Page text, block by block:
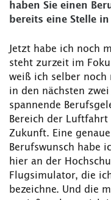
haben Sie einen
bereits eine Stelle
Jetzt habe ich noch
steht zurzeit im
weiß ich selber noch
in den nächsten
spannende
Bereich der
Zukunft. Eine
Berufswunsch habe
hier an der
Flugsimulator, die
bezeichne. Und die